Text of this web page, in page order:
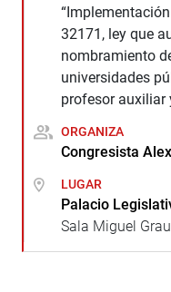
32171, ley que
nombramiento
universidades
profesor auxiliar
ORGANIZA
Congresista
LUGAR
Palacio
Sala Miguel